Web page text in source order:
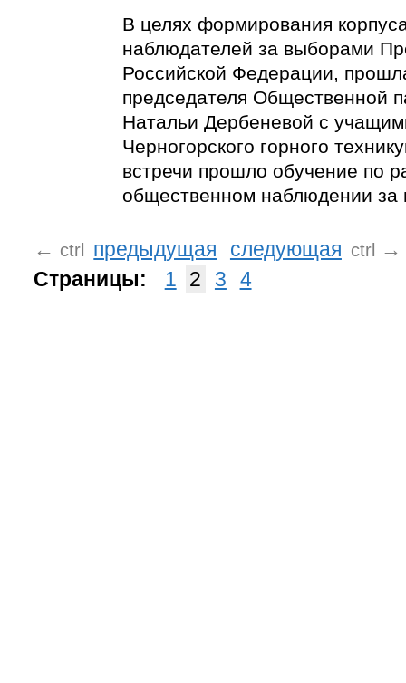
В целях формирования
наблюдателей за выборами
Российской Федерации,
председателя Общественной
Натальи Дербеневой с
Черногорского горного
встречи прошло обучение по
общественном наблюдении за
← ctrl предыдущая следующая ctrl
→
Страницы:
1 2 3 4